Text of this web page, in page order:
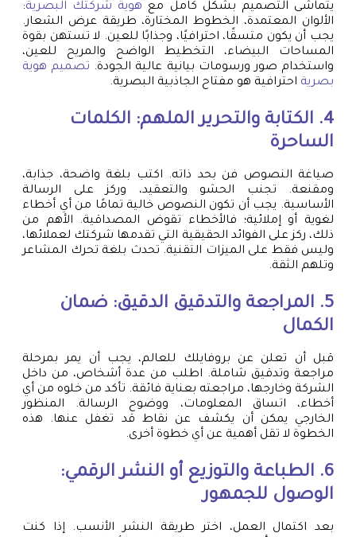
يتماشى التصميم بشكل كامل مع هوية شركتك البصرية:
الألوان المعتمدة، الخطوط المختارة، طريقة عرض الشعار.
يجب أن يكون متسقًا، احترافيًا، وجذابًا للعين. لا تستهن بقوة
المساحات البيضاء، التخطيط الواضح والمريح للعين،
واستخدام صور ورسومات بيانية عالية الجودة. تصميم هوية
بصرية احترافية هو مفتاح الجاذبية البصرية.
4. الكتابة والتحرير الملهم: الكلمات
الساحرة
صياغة النصوص فن بحد ذاته. اكتب بلغة واضحة، جذابة،
ومقنعة. تجنب الحشو والتعقيد، وركز على الرسالة
الأساسية. يجب أن تكون النصوص خالية تمامًا من أي أخطاء
لغوية أو إملائية؛ فالأخطاء تقوض المصداقية. الأهم من
ذلك، ركز على الفوائد الحقيقية التي تقدمها شركتك لعملائها،
وليس فقط على الميزات التقنية. تحدث بلغة تحرك المشاعر
وتلهم الثقة.
5. المراجعة والتدقيق الدقيق: ضمان
الكمال
قبل أن تعلن عن بروفايلك للعالم، يجب أن يمر بمرحلة
مراجعة وتدقيق شاملة. اطلب من عدة أشخاص، من داخل
الشركة وخارجها، مراجعته بعناية فائقة. تأكد من خلوه من أي
أخطاء، اتساق المعلومات، ووضوح الرسالة. المنظور
الخارجي يمكن أن يكشف عن نقاط قد تغفل عنها. هذه
الخطوة لا تقل أهمية عن أي خطوة أخرى.
6. الطباعة والتوزيع أو النشر الرقمي:
الوصول للجمهور
بعد اكتمال العمل، اختر طريقة النشر الأنسب. إذا كنت